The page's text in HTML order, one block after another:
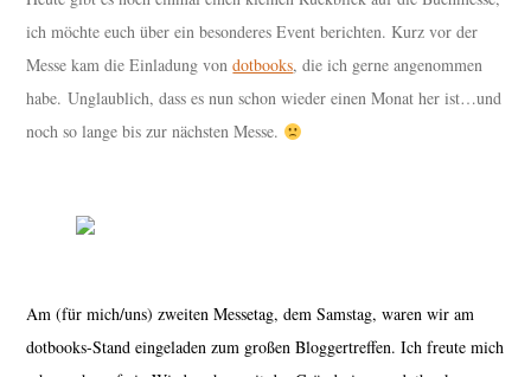
ich möchte euch über ein besonderes Event berichten. Kurz vor der
Messe kam die Einladung vondotbooks, die ich gerne angenommen
habe. Unglaublich, dass es nun schon wieder einen Monat her ist…und
noch so lange bis zur nächsten Messe.
Am (für mich/uns) zweiten Messetag, dem Samstag, waren wir am
dotbooks-Stand eingeladen zum großen Bloggertreffen. Ich freute mich